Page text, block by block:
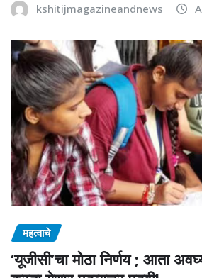
kshitijmagazineandnews
महत्वाचे
‘यूजीसी’चा मोठा निर्णय ; आता